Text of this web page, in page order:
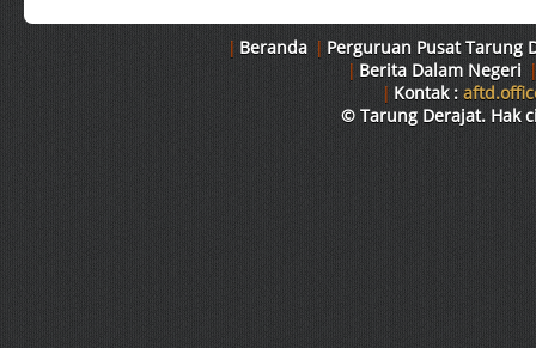
| Beranda | Perguruan Pusat Tarung
| Berita Dalam Negeri
| Kontak :
© Tarung Derajat. Hak